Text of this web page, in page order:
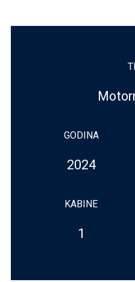
GODINA
2024
KABINE
1